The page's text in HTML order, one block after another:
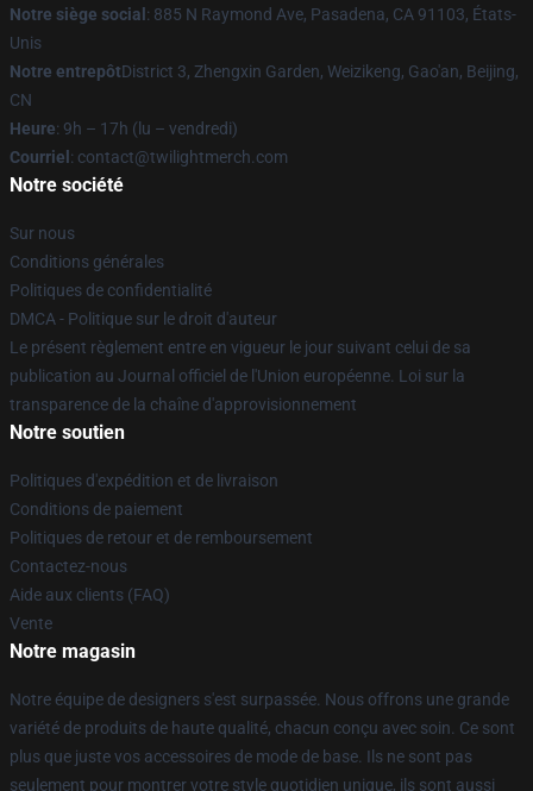
Notre siège social : 885 N Raymond Ave, Pasadena, CA 91103, États-
Unis
Notre entrepôtDistrict 3, Zhengxin Garden, Weizikeng, Gao'an, Beijing,
CN
Heure: 9h – 17h (lu – vendredi)
Courriel : contact@twilightmerch.com
Notre société
Sur nous
Conditions générales
Politiques de confidentialité
DMCA - Politique sur le droit d'auteur
Le présent règlement entre en vigueur le jour suivant celui de sa
publication au Journal officiel de l'Union européenne. Loi sur la
transparence de la chaîne d'approvisionnement
Notre soutien
Politiques d'expédition et de livraison
Conditions de paiement
Politiques de retour et de remboursement
Contactez-nous
Aide aux clients (FAQ)
Vente
Notre magasin
Notre équipe de designers s'est surpassée. Nous offrons une grande
variété de produits de haute qualité, chacun conçu avec soin. Ce sont
plus que juste vos accessoires de mode de base. Ils ne sont pas
seulement pour montrer votre style quotidien unique, ils sont aussi